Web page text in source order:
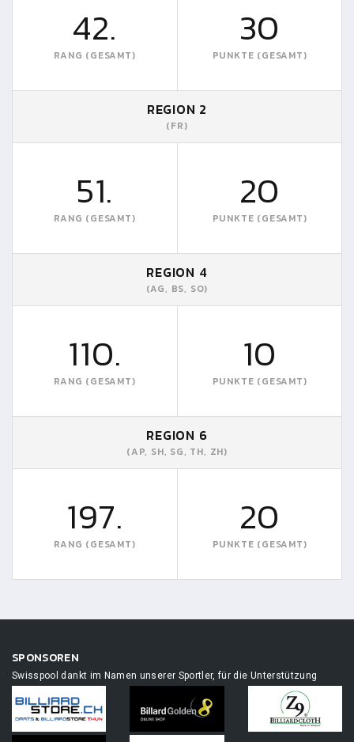
42.
RANG (GESAMT)
30
PUNKTE (GESAMT)
REGION 2
(FR)
51.
RANG (GESAMT)
20
PUNKTE (GESAMT)
REGION 4
(AG, BS, SO)
110.
RANG (GESAMT)
10
PUNKTE (GESAMT)
REGION 6
(AP, SH, SG, TH, ZH)
197.
RANG (GESAMT)
20
PUNKTE (GESAMT)
SPONSOREN
Swisspool dankt im Namen unserer Sportler, für die Unterstützung